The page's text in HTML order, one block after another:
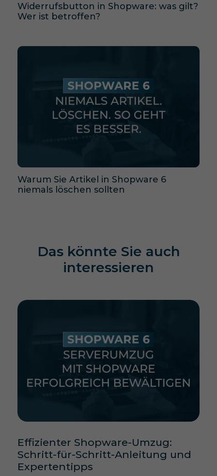
Widerrufsbutton in Shopware: was gilt?
Wer ist betroffen?
Warum Sie Artikel in Shopware 6
niemals löschen sollten
Das könnte Sie auch
interessieren
Effizienter Shopware-Umzug:
Schritt-für-Schritt-Anleitung und
Expertentipps